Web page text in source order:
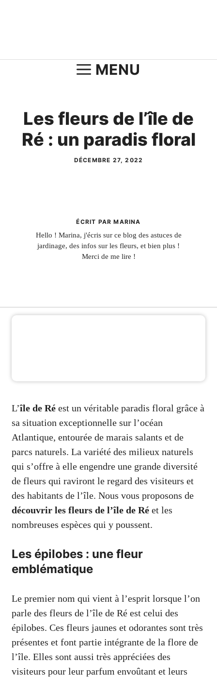
MENU
Les fleurs de l’île de
Ré : un paradis floral
DÉCEMBRE 27, 2022
ÉCRIT PAR MARINA
Hello ! Marina, j'écris sur ce blog des astuces de
jardinage, des infos sur les fleurs, et bien plus !
Merci de me lire !
L’île de Ré est un véritable paradis floral grâce à
sa situation exceptionnelle sur l’océan
Atlantique, entourée de marais salants et de
parcs naturels. La variété des milieux naturels
qui s’offre à elle engendre une grande diversité
de fleurs qui raviront le regard des visiteurs et
des habitants de l’île. Nous vous proposons de
découvrir les fleurs de l’île de Ré et les
nombreuses espèces qui y poussent.
Les épilobes : une fleur
emblématique
Le premier nom qui vient à l’esprit lorsque l’on
parle des fleurs de l’île de Ré est celui des
épilobes. Ces fleurs jaunes et odorantes sont très
présentes et font partie intégrante de la flore de
l’île. Elles sont aussi très appréciées des
visiteurs pour leur parfum envoûtant et leurs